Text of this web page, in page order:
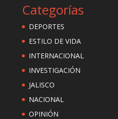
Categorías
DEPORTES
ESTILO DE VIDA
INTERNACIONAL
INVESTIGACIÓN
JALISCO
NACIONAL
OPINIÓN